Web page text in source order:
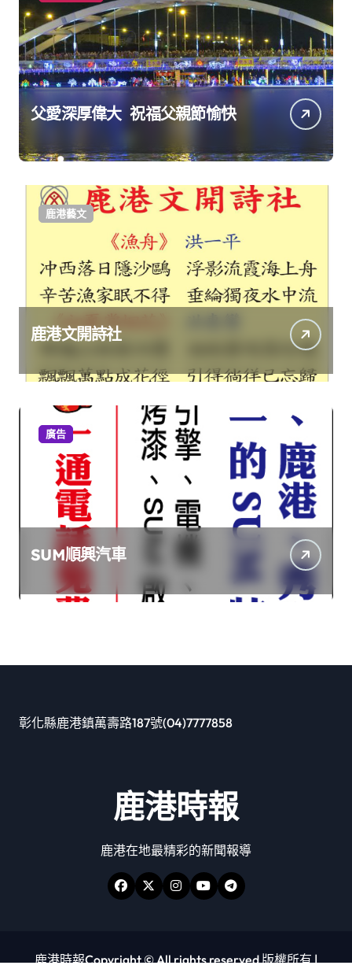
父愛深厚偉大 祝福父親節愉快
鹿港藝文
鹿港文開詩社
廣告
SUM順興汽車
彰化縣鹿港鎮萬壽路187號(04)7777858
鹿港時報
鹿港在地最精彩的新聞報導
鹿港時報Copyright © All rights reserved 版權所有|